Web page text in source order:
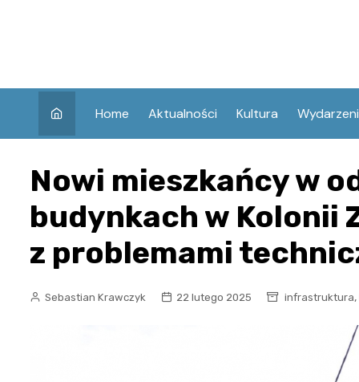
Home Aktualności Kultura
Nowi mieszkańcy w
budynkach w Kolonii
z problemami
Sebastian Krawczyk 22 lutego 2025 infrastruktura,